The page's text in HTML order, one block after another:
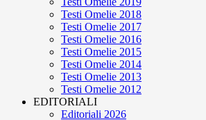
Testi Omelie 2018
Testi Omelie 2017
Testi Omelie 2016
Testi Omelie 2015
Testi Omelie 2014
Testi Omelie 2013
Testi Omelie 2012
EDITORIALI
Editoriali 2026